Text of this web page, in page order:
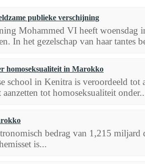
publieke verschijning
Mohammed VI heeft woensdag
In het gezelschap van haar tantes
homoseksualiteit in Marokko
school in Kenitra is veroordeeld
tot homoseksualiteit
bedrag van 1,215 miljard
is...